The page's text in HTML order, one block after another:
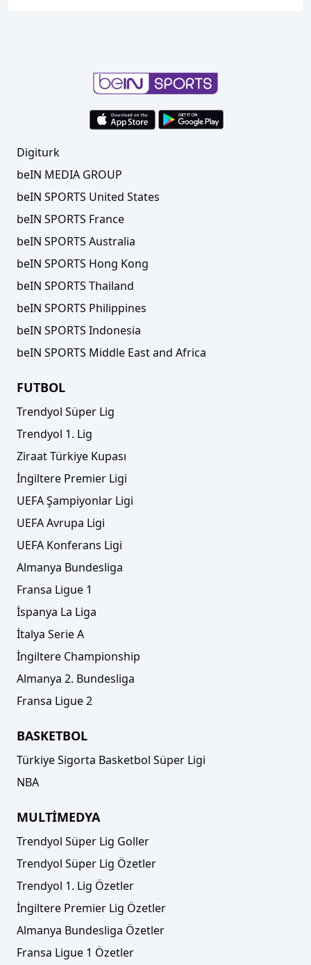
Digiturk
beIN MEDIA GROUP
beIN SPORTS United States
beIN SPORTS France
beIN SPORTS Australia
beIN SPORTS Hong Kong
beIN SPORTS Thailand
beIN SPORTS Philippines
beIN SPORTS Indonesia
beIN SPORTS Middle East and Africa
FUTBOL
Trendyol Süper Lig
Trendyol 1. Lig
Ziraat Türkiye Kupası
İngiltere Premier Ligi
UEFA Şampiyonlar Ligi
UEFA Avrupa Ligi
UEFA Konferans Ligi
Almanya Bundesliga
Fransa Ligue 1
İspanya La Liga
İtalya Serie A
İngiltere Championship
Almanya 2. Bundesliga
Fransa Ligue 2
BASKETBOL
Türkiye Sigorta Basketbol Süper Ligi
NBA
MULTİMEDYA
Trendyol Süper Lig Goller
Trendyol Süper Lig Özetler
Trendyol 1. Lig Özetler
İngiltere Premier Lig Özetler
Almanya Bundesliga Özetler
Fransa Ligue 1 Özetler